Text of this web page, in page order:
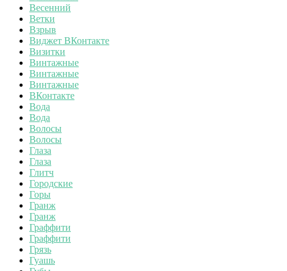
Весенний
Ветки
Взрыв
Виджет ВКонтакте
Визитки
Винтажные
Винтажные
Винтажные
ВКонтакте
Вода
Вода
Волосы
Волосы
Глаза
Глаза
Глитч
Городские
Горы
Гранж
Гранж
Граффити
Граффити
Грязь
Гуашь